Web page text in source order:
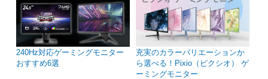
240Hz対応ゲーミングモニター
おすすめ6選
充実のカラーバリエーションか
ら選べる！Pixio（ピクシオ） ゲ
ーミングモニター